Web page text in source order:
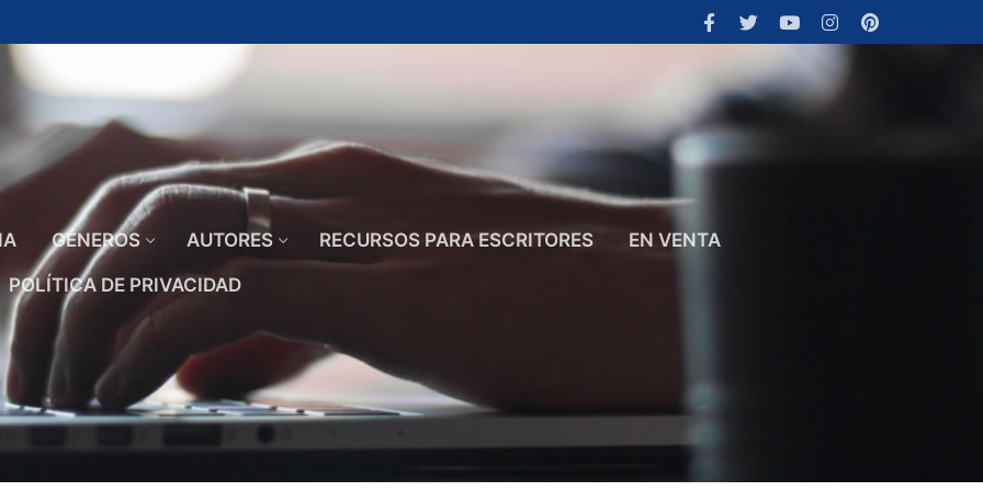
GÉNEROS AUTORES RECURSOS PARA ESCRITORES EN VENTA
POLÍTICA DE PRIVACIDAD